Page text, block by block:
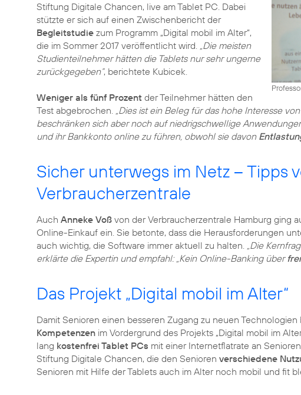
Stiftung Digitale Chancen, live am Tablet PC. Dabei
stützte er sich auf einen Zwischenbericht der
Begleitstudie zum Programm „Digital mobil im Alter“,
die im Sommer 2017 veröffentlicht wird. „Die meisten
Studienteilnehmer hätten die Tablets nur sehr ungerne
zurückgegeben“, berichtete Kubicek.
Weniger als fünf Prozent der Teilnehmer hätten den
Test abgebrochen. „Dies ist ein Beleg für das hohe Interesse
beschränken sich aber noch auf niedrigschwellige
und ihr Bankkonto online zu führen, obwohl sie davon
Sicher unterwegs im Netz – Tipps
Verbraucherzentrale
Auch Anneke Voß von der Verbraucherzentrale Hamburg ging
Online-Einkauf ein. Sie betonte, dass die Herausforderungen
auch wichtig, die Software immer aktuell zu halten. „Die
erklärte die Expertin und empfahl: „Kein Online-Banking über
Das Projekt „Digital mobil im Alter“
Damit Senioren einen besseren Zugang zu neuen
Kompetenzen im Vordergrund des Projekts „Digital mobil im
lang kostenfrei Tablet PCs mit einer Internetflatrate an
Stiftung Digitale Chancen, die den Senioren verschiedene
Senioren mit Hilfe der Tablets auch im Alter noch mobil und fit